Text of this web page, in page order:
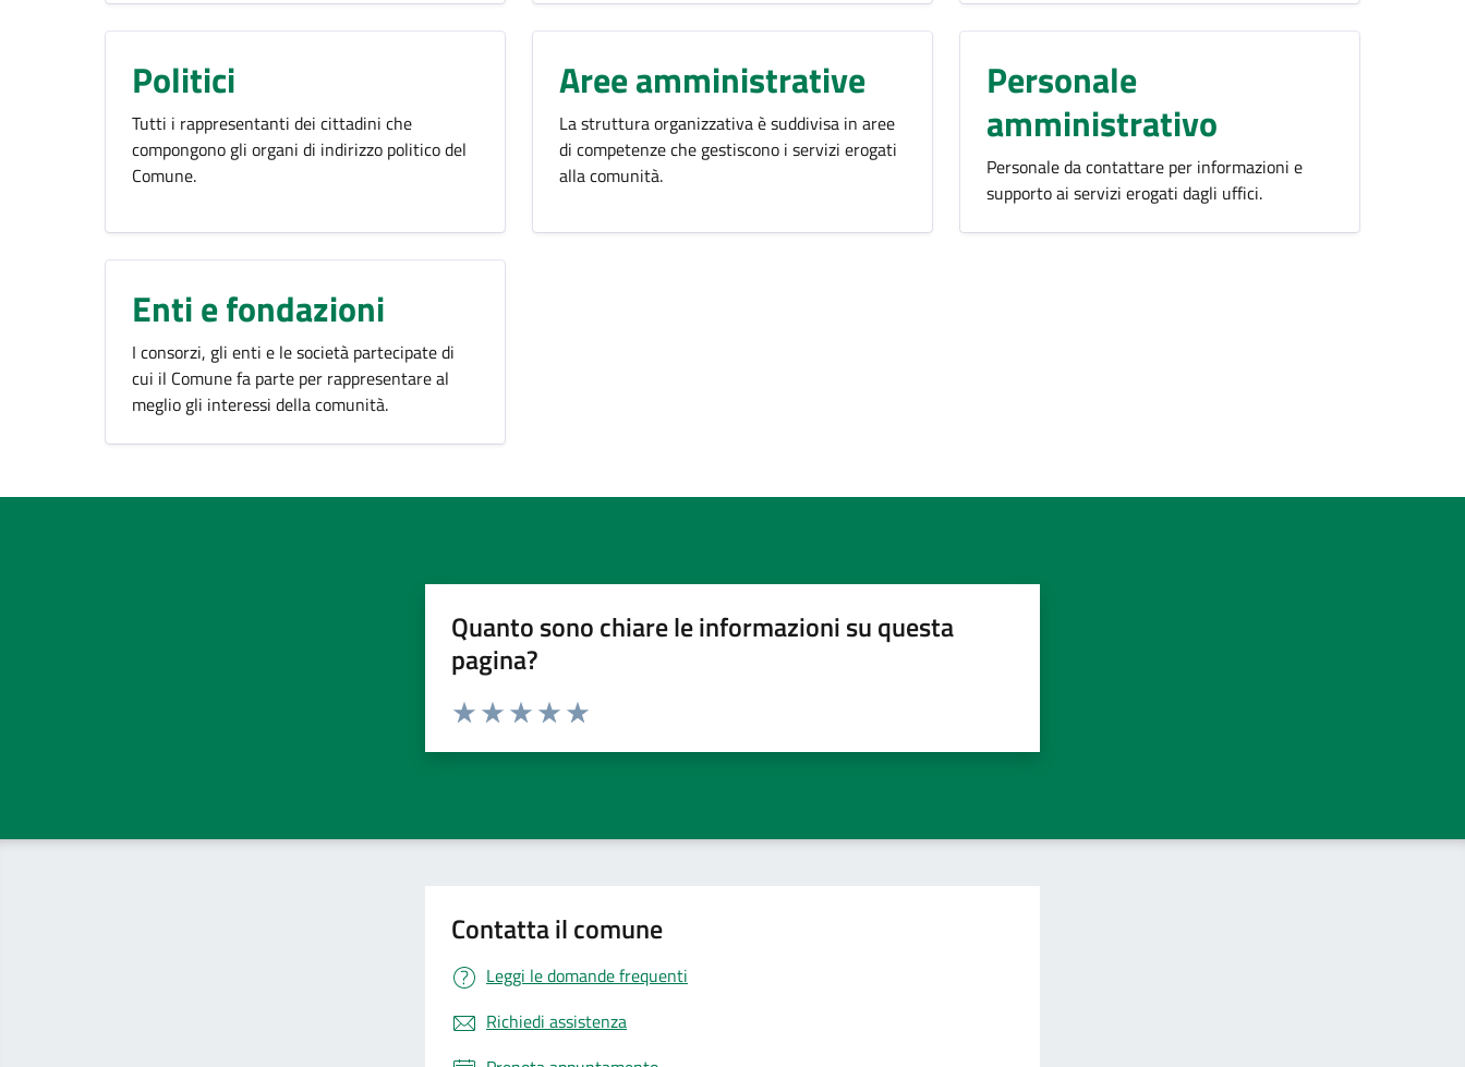
Politici
Tutti i rappresentanti dei cittadini che
compongono gli organi di indirizzo politico del
Comune.
Aree amministrative
La struttura organizzativa è suddivisa in aree
di competenze che gestiscono i servizi erogati
alla comunità.
Personale
amministrativo
Personale da contattare per informazioni e
supporto ai servizi erogati dagli uffici.
Enti e fondazioni
I consorzi, gli enti e le società partecipate di
cui il Comune fa parte per rappresentare al
meglio gli interessi della comunità.
Quanto sono chiare le informazioni su questa
pagina?
Valuta da 1 a 5 stelle la pagina
Contatta il comune
Leggi le domande frequenti
Richiedi assistenza